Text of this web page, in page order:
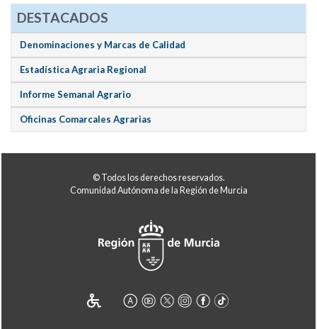
DESTACADOS
Denominaciones y Marcas de Calidad
Estadística Agraria Regional
Informe Semanal Agrario
Oficinas Comarcales Agrarias
© Todos los derechos reservados.
Comunidad Autónoma de la Región de Murcia